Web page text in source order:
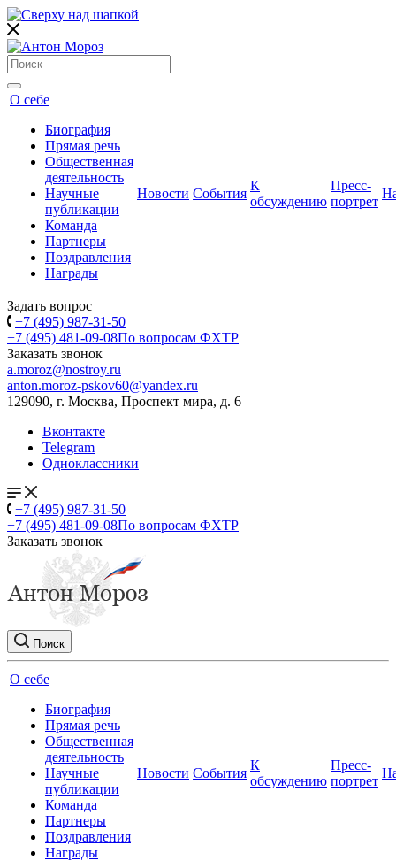
О себе
Биография
Прямая речь
Общественная
деятельность
Научные
публикации
Команда
Партнеры
Поздравления
Награды
Новости События
К
обсуждению
Пресс-
портрет
Задать вопрос
+7 (495) 987-31-50
+7 (495) 481-09-08По вопросам ФХТР
Заказать звонок
a.moroz@nostroy.ru
anton.moroz-pskov60@yandex.ru
129090, г. Москва, Проспект мира, д. 6
Вконтакте
Telegram
Одноклассники
+7 (495) 987-31-50
+7 (495) 481-09-08По вопросам ФХТР
Заказать звонок
Поиск
О себе
Биография
Прямая речь
Общественная
деятельность
Научные
публикации
Команда
Партнеры
Поздравления
Награды
Новости События
К
обсуждению
Пресс-
портрет